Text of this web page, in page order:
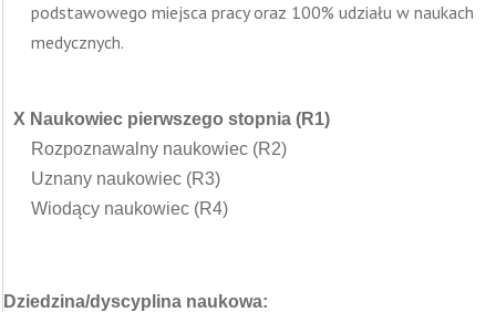
podstawowego miejsca pracy oraz 100% udziału w naukach
medycznych.
X Naukowiec pierwszego stopnia (R1)
Rozpoznawalny naukowiec (R2)
Uznany naukowiec (R3)
Wiodący naukowiec (R4)
Dziedzina/dyscyplina naukowa: